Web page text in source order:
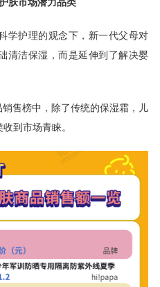
学护理的观念下，新一代父母对
清洁保湿，而是延伸到了解决婴
售榜中，除了传统的保湿霜，儿
到市场青睐。